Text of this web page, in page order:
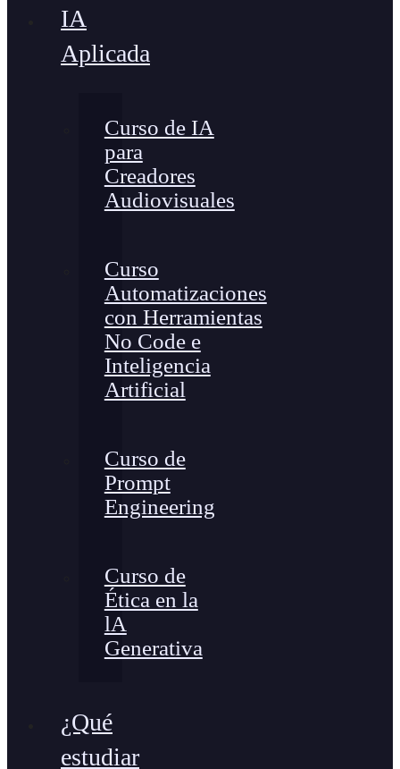
IA
Aplicada
Curso de IA
para
Creadores
Audiovisuales
Curso
Automatizaciones
con Herramientas
No Code e
Inteligencia
Artificial
Curso de
Prompt
Engineering
Curso de
Ética en la
lA
Generativa
¿Qué
estudiar